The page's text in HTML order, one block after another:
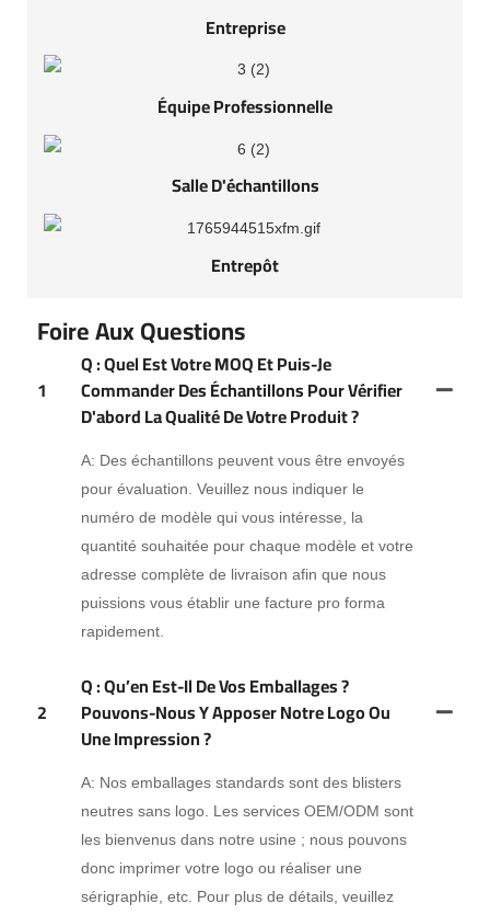
Entreprise
Équipe Professionnelle
Salle D'échantillons
Entrepôt
Foire Aux Questions
1
Q : Quel Est Votre MOQ Et Puis-Je
Commander Des Échantillons Pour Vérifier
D'abord La Qualité De Votre Produit ?
A: Des échantillons peuvent vous être envoyés
pour évaluation. Veuillez nous indiquer le
numéro de modèle qui vous intéresse, la
quantité souhaitée pour chaque modèle et votre
adresse complète de livraison afin que nous
puissions vous établir une facture pro forma
rapidement.
2
Q : Qu’en Est-Il De Vos Emballages ?
Pouvons-Nous Y Apposer Notre Logo Ou
Une Impression ?
A: Nos emballages standards sont des blisters
neutres sans logo. Les services OEM/ODM sont
les bienvenus dans notre usine ; nous pouvons
donc imprimer votre logo ou réaliser une
sérigraphie, etc. Pour plus de détails, veuillez